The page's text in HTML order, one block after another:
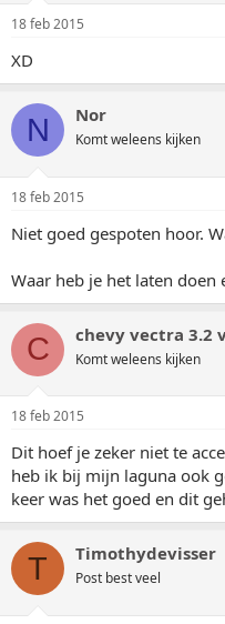
18 feb 2015
XD
N Nor
Komt weleens kijken
18 feb 2015
Niet goed gespoten hoor.
Waar heb je het laten doen
C chevy vectra 3.2
Komt weleens kijken
18 feb 2015
Dit hoef je zeker niet te
heb ik bij mijn laguna ook
keer was het goed en dit
T Timothydevisser
Post best veel